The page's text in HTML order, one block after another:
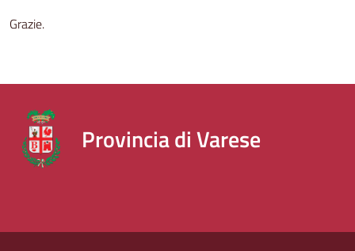
Servizi
News
Eventi
Menu selezionato
Grazie.
Provincia di Varese